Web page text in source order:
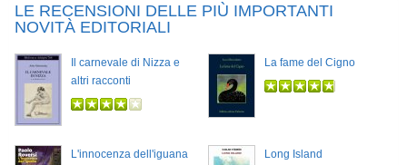
LE RECENSIONI DELLE PIÙ IMPORTANTI
NOVITÀ EDITORIALI
Il carnevale di Nizza e
altri racconti
La fame del Cigno
L'innocenza dell'iguana Long Island